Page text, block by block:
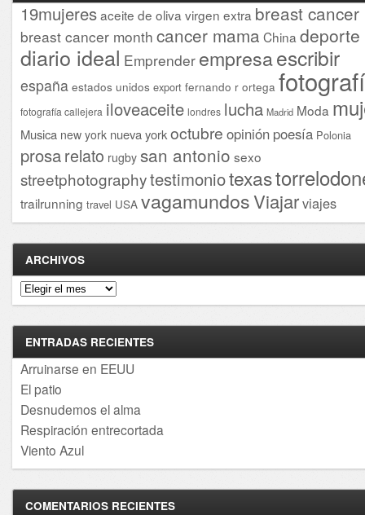
19mujeresaceite de oliva virgen extra breast cancer
breast cancer month cancer mama China deporte
diario ideal Emprender empresaescribir
españa estados unidos export fernando r ortega
fotografía callejera iloveaceite londres lucha Madrid Moda
Musica new york nueva yorkoctubre opinión poesía Polonia
prosarelato rugby san antonio sexo
streetphotographytestimoniotexas
trailrunning travel USA vagamundosViajarviajes
ARCHIVOS
Archivos
ENTRADAS RECIENTES
Arruinarse en EEUU
El patio
Desnudemos el alma
Respiración entrecortada
Viento Azul
COMENTARIOS RECIENTES